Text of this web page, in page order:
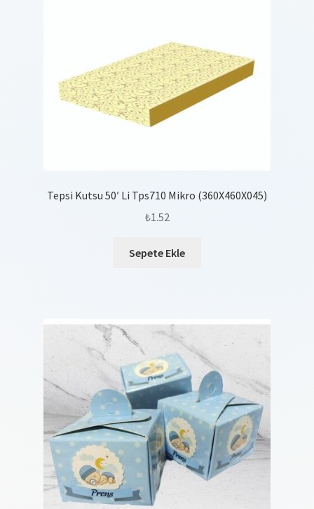
Tepsi Kutsu 50′ Li Tps710 Mikro (360X460X045)
₺1.52
Sepete Ekle